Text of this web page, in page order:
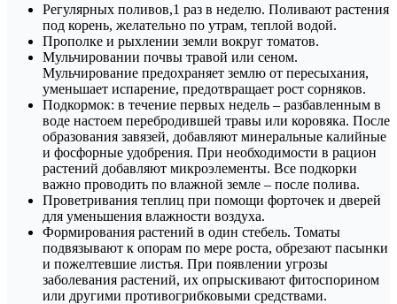
Регулярных поливов,1 раз в неделю. Поливают растения
под корень, желательно по утрам, теплой водой.
Прополке и рыхлении земли вокруг томатов.
Мульчировании почвы травой или сеном.
Мульчирование предохраняет землю от пересыхания,
уменьшает испарение, предотвращает рост сорняков.
Подкормок: в течение первых недель – разбавленным в
воде настоем перебродившей травы или коровяка. После
образования завязей, добавляют минеральные калийные
и фосфорные удобрения. При необходимости в рацион
растений добавляют микроэлементы. Все подкорки
важно проводить по влажной земле – после полива.
Проветривания теплиц при помощи форточек и дверей
для уменьшения влажности воздуха.
Формирования растений в один стебель. Томаты
подвязывают к опорам по мере роста, обрезают пасынки
и пожелтевшие листья. При появлении угрозы
заболевания растений, их опрыскивают фитоспорином
или другими противогрибковыми средствами.